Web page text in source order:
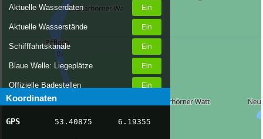
Aktuelle Wasserdaten
Aktuelle Wasserstände
Schifffahrtskanäle
Blaue Welle: Liegeplätze
Offizielle Badestellen
Nachrichten Binnenschifffahrt
AIS-Schiffspositionen
Koordinaten
GPS 53.40875 6.19355